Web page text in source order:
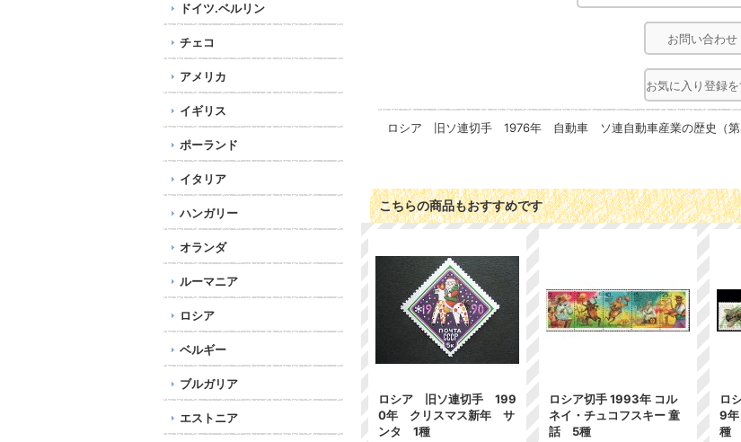
ドイツ.ベルリン
チェコ
アメリカ
イギリス
ポーランド
イタリア
ハンガリー
オランダ
ルーマニア
ロシア
ベルギー
ブルガリア
エストニア
お問い合わせ
お気に入り登録を
ロシア 旧ソ連切手 1976年 自動車 ソ連自動車産業の歴史（
こちらの商品もおすすめです
ロシア 旧ソ連切手 199
0年 クリスマス新年 サ
ンタ 1種
ロシア切手 1993年 コル
ネイ・チュコフスキー 童
話 5種
ロ
9
種